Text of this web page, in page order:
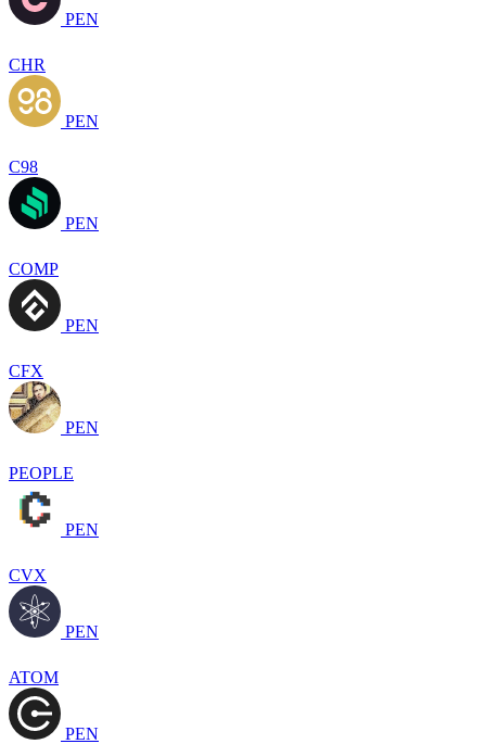
PEN
CHR
PEN
C98
PEN
COMP
PEN
CFX
PEN
PEOPLE
PEN
CVX
PEN
ATOM
PEN